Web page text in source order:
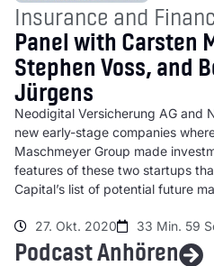
Insurance and
Panel with Carsten
Stephen Voss, and
Jürgens
Neodigital Versicherung AG and
new early-stage companies
Maschmeyer Group made
features of these two startups
Capital’s list of potential future
27. Okt. 2020 33 Min. 59
Podcast Anhören